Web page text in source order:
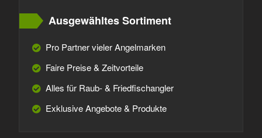
Ausgewähltes Sortiment
Pro Partner vieler Angelmarken
Faire Preise & Zeitvorteile
Alles für Raub- & Friedfischangler
Exklusive Angebote & Produkte